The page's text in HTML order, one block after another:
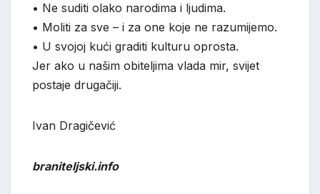
• Ne suditi olako narodima i ljudima.
• Moliti za sve – i za one koje ne razumijemo.
• U svojoj kući graditi kulturu oprosta.
Jer ako u našim obiteljima vlada mir, svijet
postaje drugačiji.
Ivan Dragičević
braniteljski.info